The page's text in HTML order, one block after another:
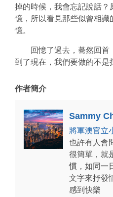
掉的時候，我會忘記說話？
憶，所以看見那些似曾相識
憶。
回憶了過去，驀然回首
到了現在，我們要做的不是
作者簡介
Sammy
將軍澳官立
也許有人會
很簡單，就
慣，如同一
文字來抒發
感到快樂